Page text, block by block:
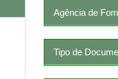
Agência de
Tipo de